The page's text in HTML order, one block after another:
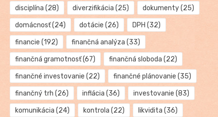
disciplína (28) diverzifikácia (25) dokumenty(25)
domácnosť(24) dotácie (26) DPH (32)
financie (192) finančná analýza (33)
finančná gramotnosť(67) finančná sloboda (22)
finančné investovanie (22) finančné plánovanie (35)
finančný trh (26) inflácia (36) investovanie (83)
komunikácia (24) kontrola (22) likvidita (36)